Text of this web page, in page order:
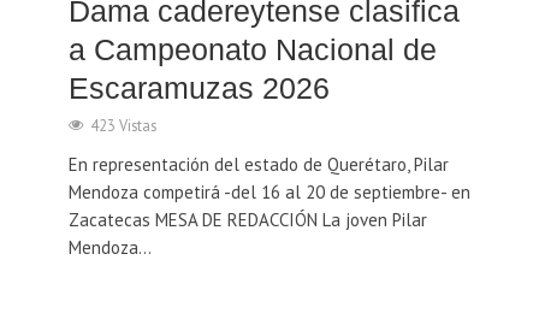
Dama cadereytense clasifica
a Campeonato Nacional de
Escaramuzas 2026
423 Vistas
En representación del estado de Querétaro, Pilar
Mendoza competirá -del 16 al 20 de septiembre- en
Zacatecas MESA DE REDACCIÓN La joven Pilar
Mendoza...